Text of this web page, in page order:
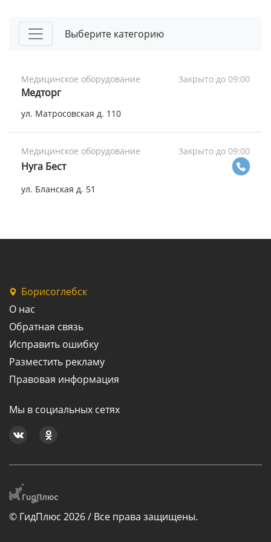
Выберите категорию
Медицинское оборудование Закрыто до 09:00
Медторг
ул. Матросовская д. 110
Медицинское оборудование Закрыто до 09:00
Нуга Бест
ул. Бланская д. 51
Борисоглебск
О нас
Обратная связь
Исправить ошибку
Разместить рекламу
Правовая информация
Мы в социальных сетях
© ГидПлюс 2026 / Все права защищены.